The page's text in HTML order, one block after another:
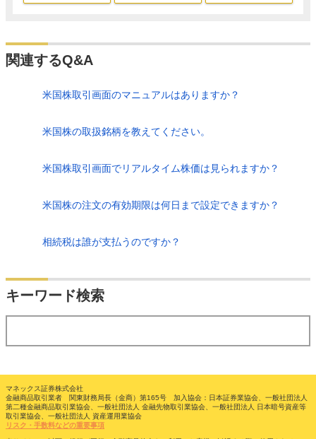
関連するQ&A
米国株取引画面のマニュアルはありますか？
米国株の取扱銘柄を教えてください。
米国株取引画面でリアルタイム株価は見られますか？
米国株の注文の有効期限は何日まで設定できますか？
相続税は誰が支払うのですか？
キーワード検索
マネックス証券株式会社
金融商品取引業者 関東財務局長（金商）第165号 加入協会：日本証券業協会、一般社団法人
第二種金融商品取引業協会、一般社団法人 金融先物取引業協会、一般社団法人 日本暗号資産等
取引業協会、一般社団法人 資産運用業協会
リスク・手数料などの重要事項